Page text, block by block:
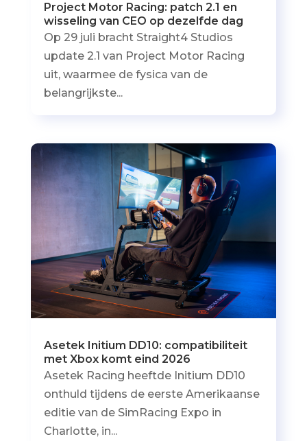
Project Motor Racing: patch 2.1 en
wisseling van CEO op dezelfde dag
Op 29 juli bracht Straight4 Studios
update 2.1 van Project Motor Racing
uit, waarmee de fysica van de
belangrijkste...
Asetek Initium DD10: compatibiliteit
met Xbox komt eind 2026
Asetek Racing heeftde Initium DD10
onthuld tijdens de eerste Amerikaanse
editie van de SimRacing Expo in
Charlotte, in...